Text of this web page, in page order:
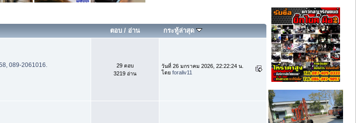
ตอบ/ อ่าน กระทู้ล่าสุด
089-2061016.
29 ตอบ
3219 อ่าน
วันที่ 26 มกราคม 2026, 22:22:24 น.
โดย foraliv11